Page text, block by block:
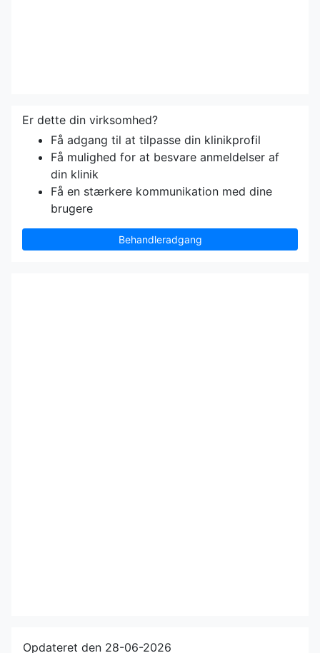
Er dette din virksomhed?
Få adgang til at tilpasse din klinikprofil
Få mulighed for at besvare anmeldelser af
din klinik
Få en stærkere kommunikation med dine
brugere
Behandleradgang
Opdateret den 28-06-2026